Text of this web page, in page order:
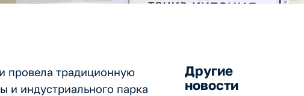
провела традиционную
и индустриального парка
Другие
новости